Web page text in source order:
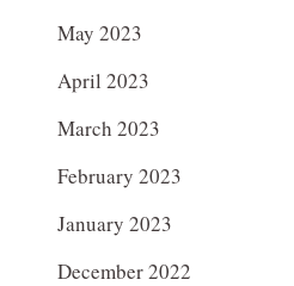
May 2023
April 2023
March 2023
February 2023
January 2023
December 2022